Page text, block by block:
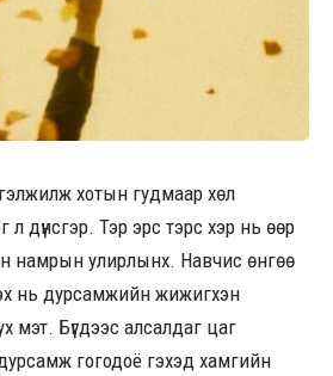
хотын гудмаар хөл
л дүнсгэр. Тэр эрс тэрс хэр нь өөр
намрын улирлынх. Навчис өнгөө
нь дурсамжийн жижигхэн
мэт. Бүгдээс алсалдаг цаг
дурсамж гогодоё гэхэд хамгийн